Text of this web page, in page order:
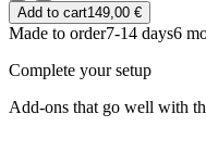
Add to cart149,00 €
Made to order7-14 days6
Complete your setup
Add-ons that go well with